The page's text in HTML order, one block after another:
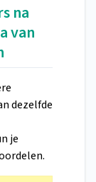
na
van
dezelfde
je